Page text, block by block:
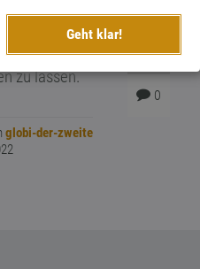
Geht klar!
ausgeübt.
Form der
zu lassen.
0
0
globi-der-zweite